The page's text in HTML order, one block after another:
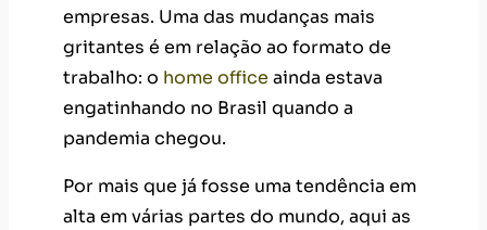
empresas. Uma das mudanças mais
gritantes é em relação ao formato de
trabalho: o home office ainda estava
engatinhando no Brasil quando a
pandemia chegou.
Por mais que já fosse uma tendência em
alta em várias partes do mundo, aqui as